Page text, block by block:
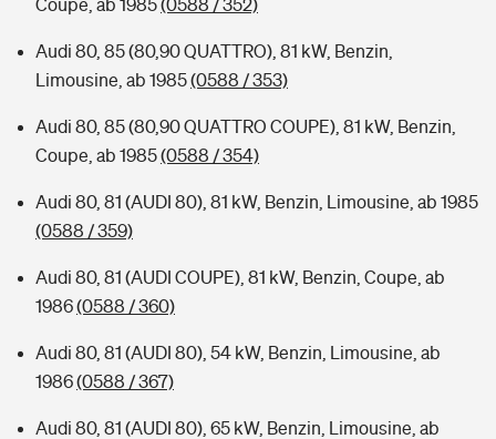
Coupe, ab 1985(0588 / 352)
Audi 80, 85 (80,90 QUATTRO), 81 kW, Benzin,
Limousine, ab 1985(0588 / 353)
Audi 80, 85 (80,90 QUATTRO COUPE), 81 kW, Benzin,
Coupe, ab 1985(0588 / 354)
Audi 80, 81 (AUDI 80), 81 kW, Benzin, Limousine, ab 1985
(0588 / 359)
Audi 80, 81 (AUDI COUPE), 81 kW, Benzin, Coupe, ab
1986(0588 / 360)
Audi 80, 81 (AUDI 80), 54 kW, Benzin, Limousine, ab
1986(0588 / 367)
Audi 80, 81 (AUDI 80), 65 kW, Benzin, Limousine, ab